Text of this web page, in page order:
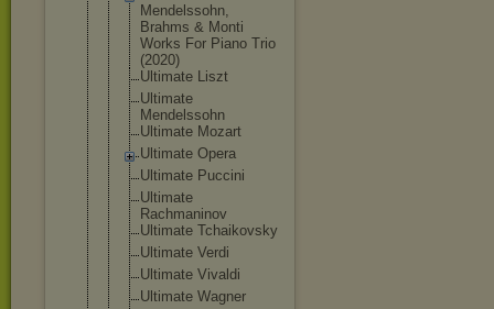
Mendelssohn,
Brahms & Monti
Works For Piano Trio
(2020)
Ultimate Liszt
Ultimate
Mendelssohn
Ultimate Mozart
Ultimate Opera
Ultimate Puccini
Ultimate
Rachmaninov
Ultimate Tchaikovsky
Ultimate Verdi
Ultimate Vivaldi
Ultimate Wagner